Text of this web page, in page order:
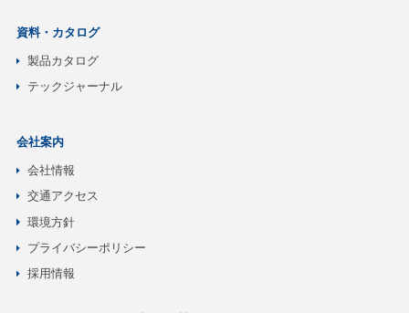
資料・カタログ
製品カタログ
テックジャーナル
会社案内
会社情報
交通アクセス
環境方針
プライバシーポリシー
採用情報